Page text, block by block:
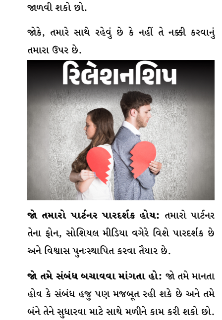
જાળવી શકો છો.
જોકે, તમારે સાથે રહેવું છે કે નહીં તે નક્કી કરવાનું
તમારા ઉપર છે.
જો તમારો પાર્ટનર પારદર્શક હોય: તમારો પાર્ટનર
તેના ફોન, સોશિયલ મીડિયા વગેરે વિશે પારદર્શક છે
અને વિશ્વાસ પુનઃસ્થાપિત કરવા તૈયાર છે.
જો તમે સંબંધ બચાવવા માંગતા હો: જો તમે માનતા
હોવ કે સંબંધ હજુ પણ મજબૂત રહી શકે છે અને તમે
બંને તેને સુધારવા માટે સાથે મળીને કામ કરી શકો છો.